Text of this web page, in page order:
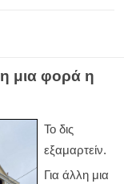
μια φορά η
Το δις
εξαμαρτείν.
Για άλλη μια